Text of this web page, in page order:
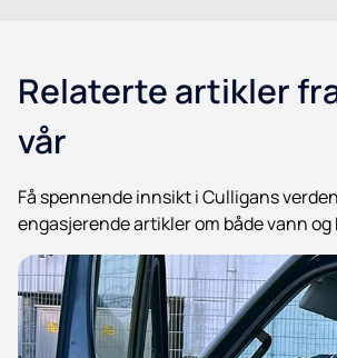
Relaterte artikler
vår
Få spennende innsikt i Culligans
engasjerende artikler om både vann og